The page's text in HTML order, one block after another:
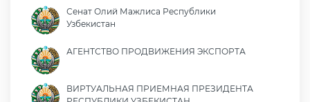
Сенат Олий Мажлиса Республики
Узбекистан
АГЕНТСТВО ПРОДВИЖЕНИЯ ЭКСПОРТА
ВИРТУАЛЬНАЯ ПРИЕМНАЯ ПРЕЗИДЕНТА